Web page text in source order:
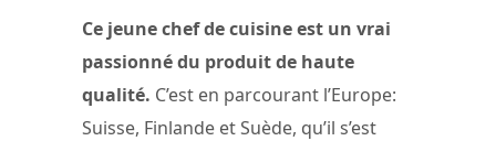
Ce jeune chef de cuisine est un vrai
passionné du produit de haute
qualité. C’est en parcourant l’Europe:
Suisse, Finlande et Suède, qu’il s’est